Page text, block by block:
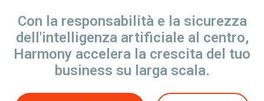
Con la responsabilità e la sicurezza
dell'intelligenza artificiale al centro,
Harmony accelera la crescita del tuo
business su larga scala.